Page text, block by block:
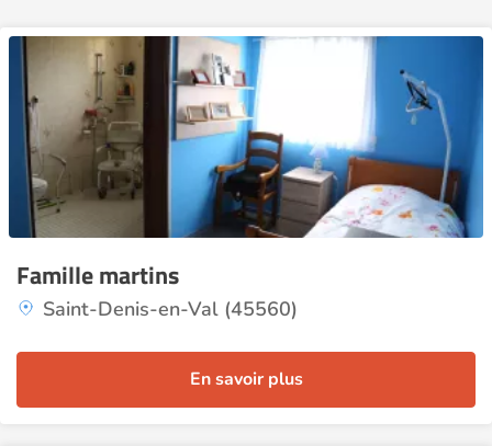
Famille martins
Saint-Denis-en-Val (45560)
En savoir plus